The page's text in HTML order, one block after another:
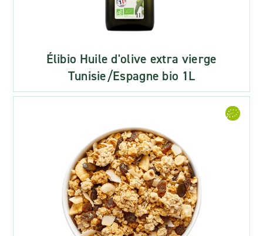
Élibio Huile d'olive extra vierge
Tunisie/Espagne bio 1L